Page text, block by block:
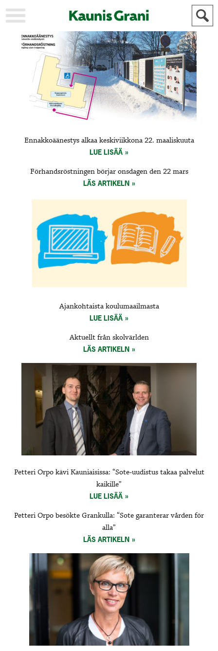
KAUPUNKI
STADEN
AJANKOHTAISTA
AKTUELLT
URHEILU
IDROTT
KULTTUURI
KULTUR
HISTORIA
HISTORIA
ALLMÄN
MAINOSTAJILLE
FÖR
ANNONSÖRER
Ennakkoäänestys alkaa keskiviikkona 22. maaliskuuta
LUE LISÄÄ
Förhandsröstningen börjar onsdagen den 22 mars
LÄS ARTIKELN
Ajankohtaista koulumaailmasta
LUE LISÄÄ
Aktuellt från skolvärlden
LÄS ARTIKELN
Petteri Orpo kävi Kauniaisissa: “Sote-uudistus takaa palvelut
kaikille”
LUE LISÄÄ
Petteri Orpo besökte Grankulla: “Sote garanterar vården för
alla”
LÄS ARTIKELN